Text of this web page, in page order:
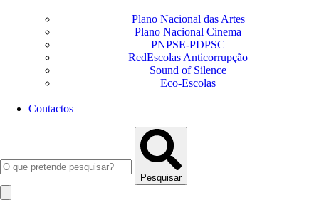
Plano Nacional das Artes
Plano Nacional Cinema
PNPSE-PDPSC
RedEscolas Anticorrupção
Sound of Silence
Eco-Escolas
Contactos
Pesquisar